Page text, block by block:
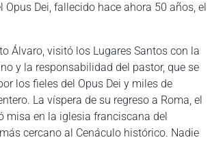
Dei, fallecido hace ahora 50 años, el
Álvaro, visitó los Lugares Santos con la
y la responsabilidad del pastor, que se
los fieles del Opus Dei y miles de
La víspera de su regreso a Roma, el
misa en la iglesia franciscana del
cercano al Cenáculo histórico. Nadie